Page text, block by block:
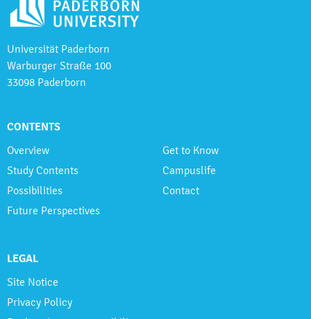
Universität Paderborn
Warburger Straße 100
33098 Paderborn
CONTENTS
Overview
Study Contents
Possibilities
Future Perspectives
Get to Know
Campuslife
Contact
LEGAL
Site Notice
Privacy Policy